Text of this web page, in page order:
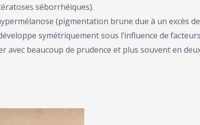
séborrhéiques).
(pigmentation brune due à un excès
symétriquement sous l’influence de
beaucoup de prudence et plus souvent en